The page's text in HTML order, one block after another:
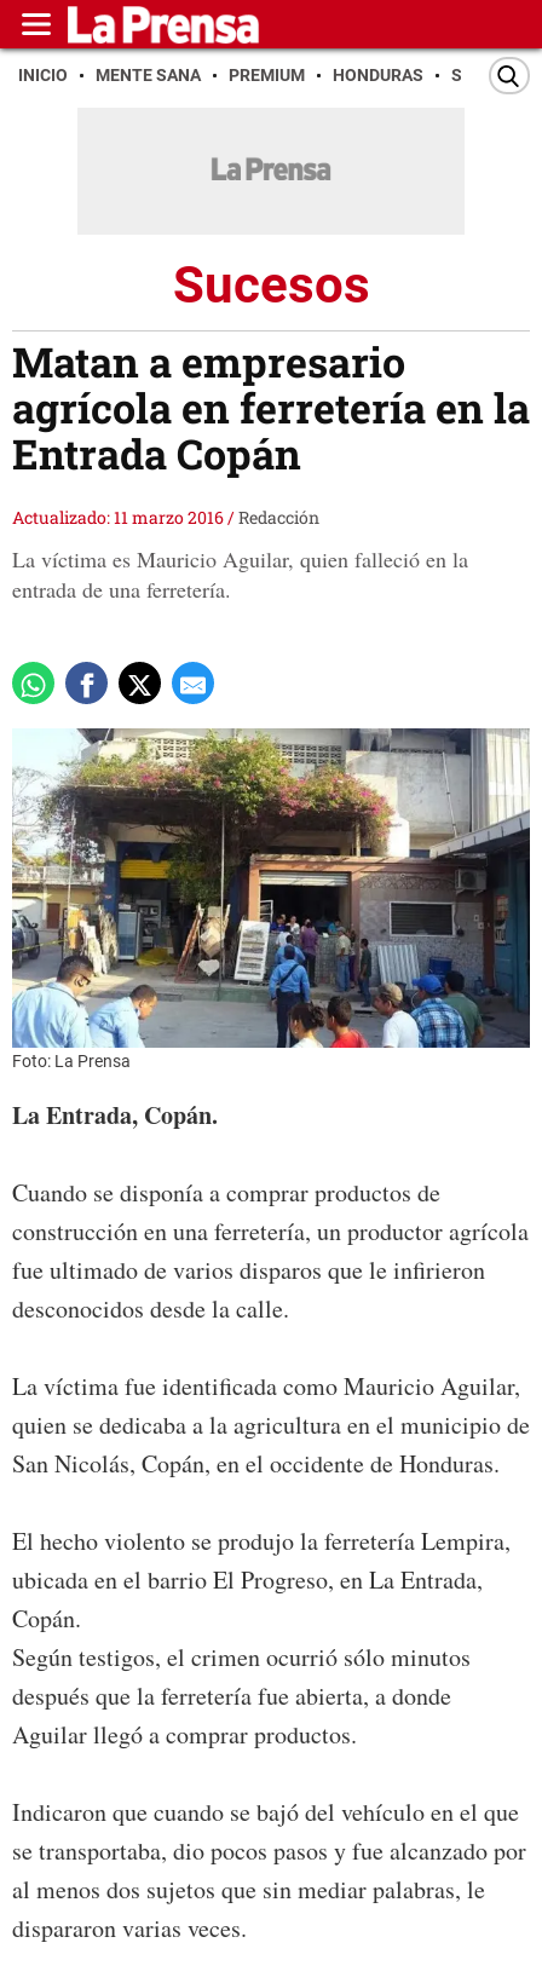
INICIO MENTE SANA PREMIUM HONDURAS SAN PEDRO
Sucesos
Matan a empresario
agrícola en ferretería en la
Entrada Copán
Actualizado: 11 marzo 2016/Redacción
La víctima es Mauricio Aguilar, quien falleció en la
entrada de una ferretería.
Foto: La Prensa
La Entrada, Copán.
Cuando se disponía a comprar productos de
construcción en una ferretería, un productor agrícola
fue ultimado de varios disparos que le infirieron
desconocidos desde la calle.
La víctima fue identificada como Mauricio Aguilar,
quien se dedicaba a la agricultura en el municipio de
San Nicolás, Copán, en el occidente de Honduras.
El hecho violento se produjo la ferretería Lempira,
ubicada en el barrio El Progreso, en La Entrada,
Copán.
Según testigos, el crimen ocurrió sólo minutos
después que la ferretería fue abierta, a donde
Aguilar llegó a comprar productos.
Indicaron que cuando se bajó del vehículo en el que
se transportaba, dio pocos pasos y fue alcanzado por
al menos dos sujetos que sin mediar palabras, le
dispararon varias veces.